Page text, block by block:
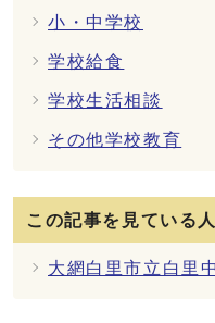
小・中学校
学校給食
学校生活相談
その他学校教育
この記事を見ている
大網白里市立白里